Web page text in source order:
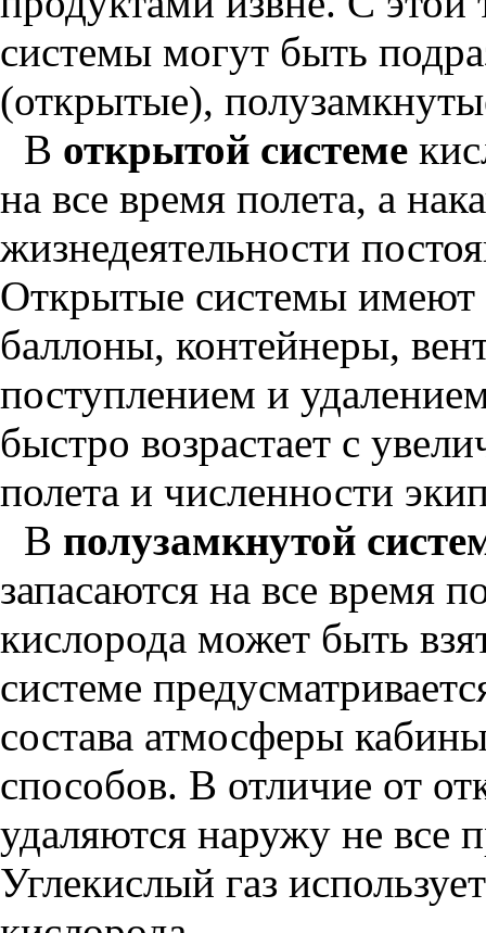
системы могут быть
(открытые),
В открытой системе
на все время полета, а
жизнедеятельности
Открытые системы
баллоны, контейнеры,
поступлением и
быстро возрастает с
полета и численности
В полузамкнутой
запасаются на все время
кислорода может быть
системе
состава атмосферы
способов. В отличие от
удаляются наружу не все
Углекислый газ